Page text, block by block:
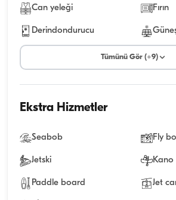
Can yeleği Fırın
Derindondurucu
Tümünü Gör (+9)
Ekstra Hizmetler
Seabob Fly
Jetski Kano
Paddle board Jet